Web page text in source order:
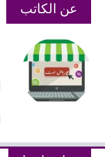
عن الكاتب